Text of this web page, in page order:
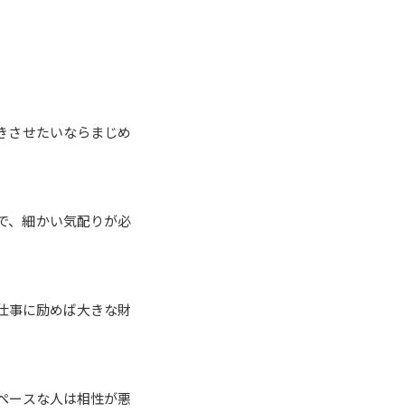
させたいならまじめ
、細かい気配りが必
事に励めば大きな財
ースな人は相性が悪